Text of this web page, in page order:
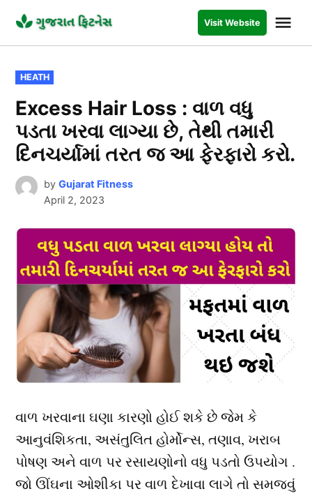
content
FITNESS
Visit Website
POSTED
IN
HEATH
Excess Hair Loss : વાળ વધુ
પડતા ખરવા લાગ્યા છે, તેથી તમારી
દિનચર્યામાં તરત જ આ ફેરફારો કરો.
by Gujarat Fitness
April 2, 2023
વાળ ખરવાના ઘણા કારણો હોઈ શકે છે જેમ કે
આનુવંશિકતા, અસંતુલિત હોર્મોન્સ, તણાવ, ખરાબ
પોષણ અને વાળ પર રસાયણોનો વધુ પડતો ઉપયોગ .
જો ઊંઘના ઓશીકા પર વાળ દેખાવા લાગે તો સમજવું